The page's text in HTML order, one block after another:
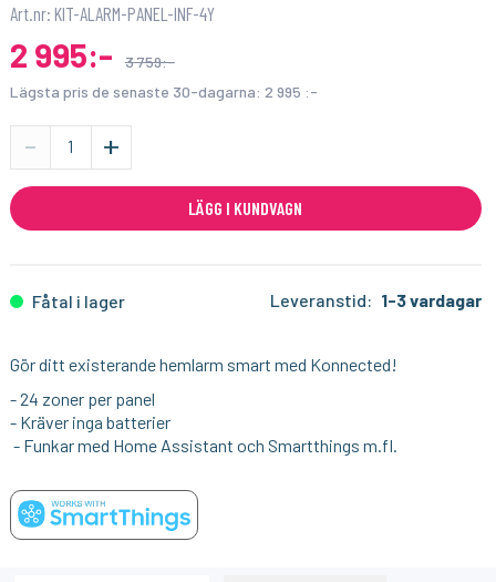
Art.nr: KIT-ALARM-PANEL-INF-4Y
2 995:-
3 759:-
Lägsta pris de senaste 30-dagarna: 2 995 :-
- +
LÄGG I KUNDVAGN
Fåtal i lager Leveranstid: 1-3 vardagar
Gör ditt existerande hemlarm smart med Konnected!
- 24 zoner per panel
- Kräver inga batterier
- Funkar med Home Assistant och Smartthings m.fl.